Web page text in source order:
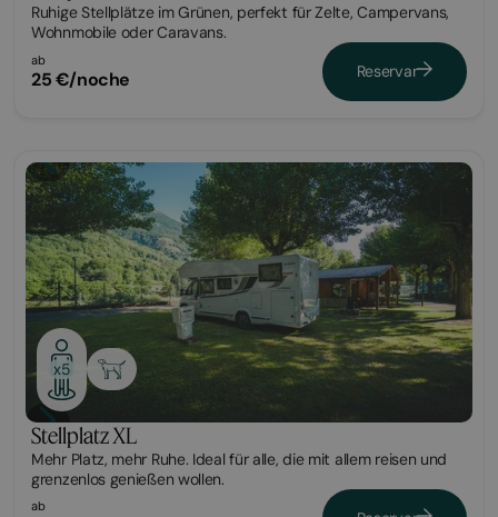
Ruhige Stellplätze im Grünen, perfekt für Zelte, Campervans,
Wohnmobile oder Caravans.
ab
25 €/noche Reservar
Parcela
x5
Stellplatz XL
Mehr Platz, mehr Ruhe. Ideal für alle, die mit allem reisen und
grenzenlos genießen wollen.
ab